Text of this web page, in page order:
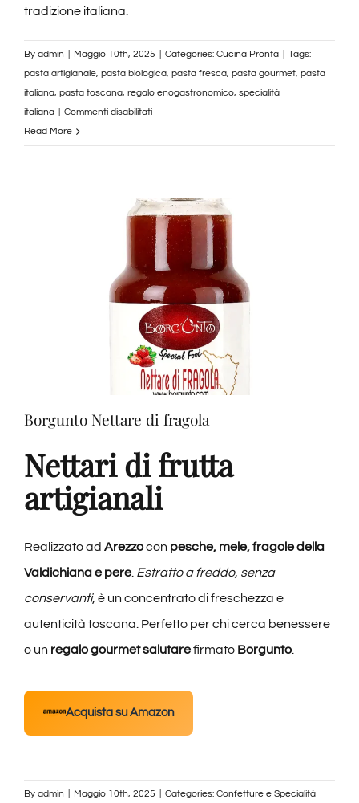
tradizione italiana.
By admin Maggio 10th, 2025 Categories: Cucina Pronta
Tags:
pasta artigianale, pasta biologica, pasta fresca, pasta gourmet, pasta
italiana, pasta toscana, regalo enogastronomico, specialità
italiana
Commenti disabilitatisu
coltivatori
Toscani
Read More
Borgunto Nettare di fragola
Nettari di frutta
artigianali
Realizzato ad Arezzocon pesche, mele, fragole della
Valdichiana e pere. Estratto a freddo, senza
conservanti, è un concentrato di freschezza e
autenticità toscana. Perfetto per chi cerca benessere
o un regalo gourmet salutarefirmato Borgunto.
Acquista su Amazon
By admin Maggio 10th, 2025 Categories: Confetture e Specialità